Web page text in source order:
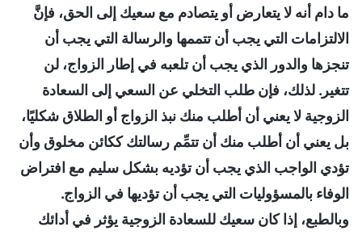
ما دام أنه لا يتعارض أو يتصادم مع سعيك إلى الحق، فإنَّ
الالتزامات التي يجب أن تتممها والرسالة التي يجب أن
تنجزها والدور الذي يجب أن تلعبه في إطار الزواج، لن
تتغير. لذلك، فإن طلب التخلي عن السعي إلى السعادة
الزوجية لا يعني أن أطلب منك نبذ الزواج أو الطلاق شكليًا،
بل يعني أن أطلب منك أن تتمِّم رسالتك ككائن مخلوق وأن
تؤدي الواجب الذي يجب أن تؤديه بشكل سليم مع افتراض
الوفاء بالمسؤوليات التي يجب أن تؤديها في الزواج.
وبالطبع، إذا كان سعيك للسعادة الزوجية يؤثر في أدائك